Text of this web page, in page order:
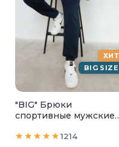
ХИТ
BIG SIZE
"BIG" Брюки
спортивные мужские
1214